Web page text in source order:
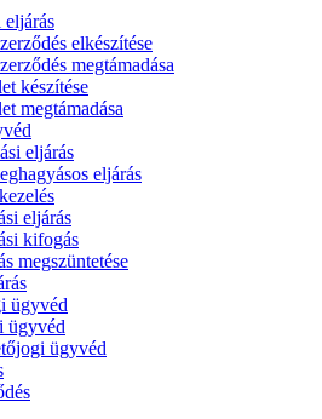
elkészítése
megtámadása
készítése
megtámadása
eljárás
eljárás
eljárás
kifogás
megszüntetése
ügyvéd
ügyvéd
ügyvéd